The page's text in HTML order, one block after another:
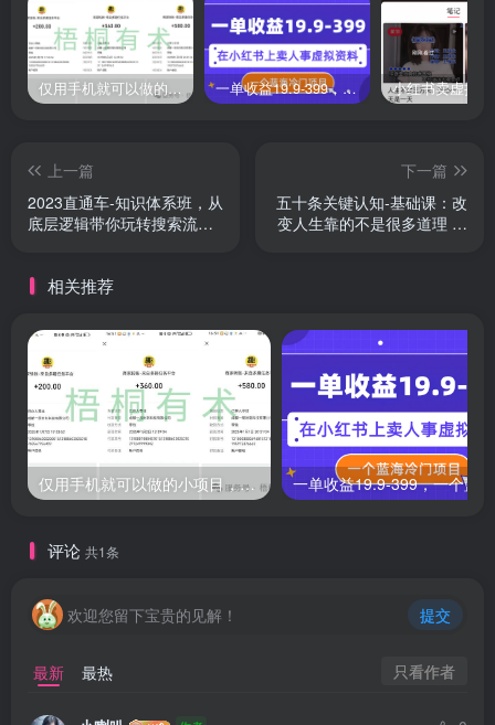
仅用手机就可以做的小项目，当天就能见钱，每天100-300 一单收益19.9-399，一个蓝海冷门项目，在小红书上卖人事虚拟资料
上一篇
2023直通车-知识体系班，从
底层逻辑带你玩转搜索流量
下一篇
五十条关键认知-基础课：改
变人生靠的不是很多道理 而
相关推荐
仅用手机就可以做的小项目，当天就能见钱，每天100-300
评论 共1条
欢迎您留下宝贵的见解！ 提交
最新 最热 只看作者